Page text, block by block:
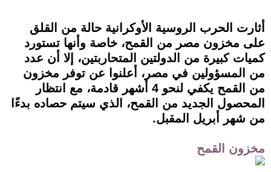
أثارت الحرب الروسية الأوكرانية حالة من القلق
على مخزون مصر من القمح، خاصة وأنها تستورد
كميات كبيرة من الدولتين المتحاربتين، إلا أن عدد
من المسؤولين في مصر، أعلنوا عن توفر مخزون
من القمح يكفي لنحو 4 أشهر قادمة، مع انتظار
المحصول الجديد من القمح، الذي سيتم حصاده بدءًا
من شهر أبريل المقبل.
مخزون القمح